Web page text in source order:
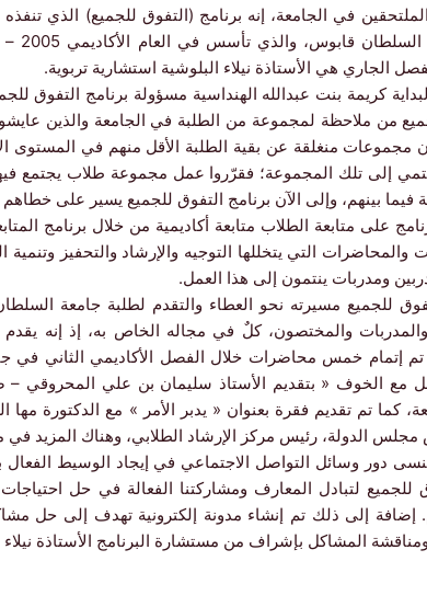
الملتحقين في الجامعة، إنه برنامج (التفوق للجميع) الذي
الجاري هي الأستاذة نيلاء البلوشية استشارية تربوية.
كريمة بنت عبدالله الهنداسية مسؤولة برنامج التفوق
من ملاحظة لمجموعة من الطلبة في الجامعة والذين
مجموعات منغلقة عن بقية الطلبة الأقل منهم في المستوى
إلى تلك المجموعة؛ فقرّروا عمل مجموعة طلاب يجتمع
فيما بينهم، وإلى الآن برنامج التفوق للجميع يسير على خطاهم
على متابعة الطلاب متابعة أكاديمية من خلال برنامج
والمحاضرات التي يتخللها التوجيه والإرشاد والتحفيز
ومدربات ينتمون إلى هذا العمل.
للجميع مسيرته نحو العطاء والتقدم لطلبة جامعة
والمدربات والمختصون، كلٌ في مجاله الخاص به، إذ إنه
تم إتمام خمس محاضرات خلال الفصل الأكاديمي الثاني
مع الخوف « بتقديم الأستاذ سليمان بن علي المحروقي –
كما تم تقديم فقرة بعنوان « يدبر الأمر » مع الدكتورة
مجلس الدولة، رئيس مركز الإرشاد الطلابي، وهناك المزيد في
دور وسائل التواصل الاجتماعي في إيجاد الوسيط الفعال
للجميع لتبادل المعارف ومشاركتنا الفعالة في حل احتياجات
إضافة إلى ذلك تم إنشاء مدونة إلكترونية تهدف إلى حل
المشاكل بإشراف من مستشارة البرنامج الأستاذة نيلاء